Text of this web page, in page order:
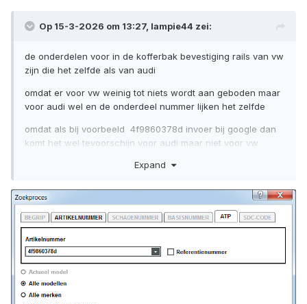
Op 15-3-2026 om 13:27, lampie44 zei:
de onderdelen voor in de kofferbak bevestiging rails van vw
zijn die het zelfde als van audi
omdat er voor vw weinig tot niets wordt aan geboden maar
voor audi wel en de onderdeel nummer lijken het zelfde
omdat als bij voorbeeld 4f9860378d invoer bij google dan
komt het wel tevoorschijn voor audi maar niet voor vw
Expand